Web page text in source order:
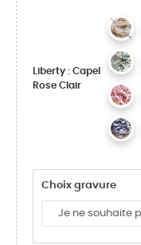
Liberty : Capel
Rose Clair
Choix gravure